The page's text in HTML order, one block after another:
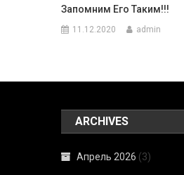
Запомним Его Таким!!!
11.12.2020 admin
ARCHIVES
Апрель 2026 (3)